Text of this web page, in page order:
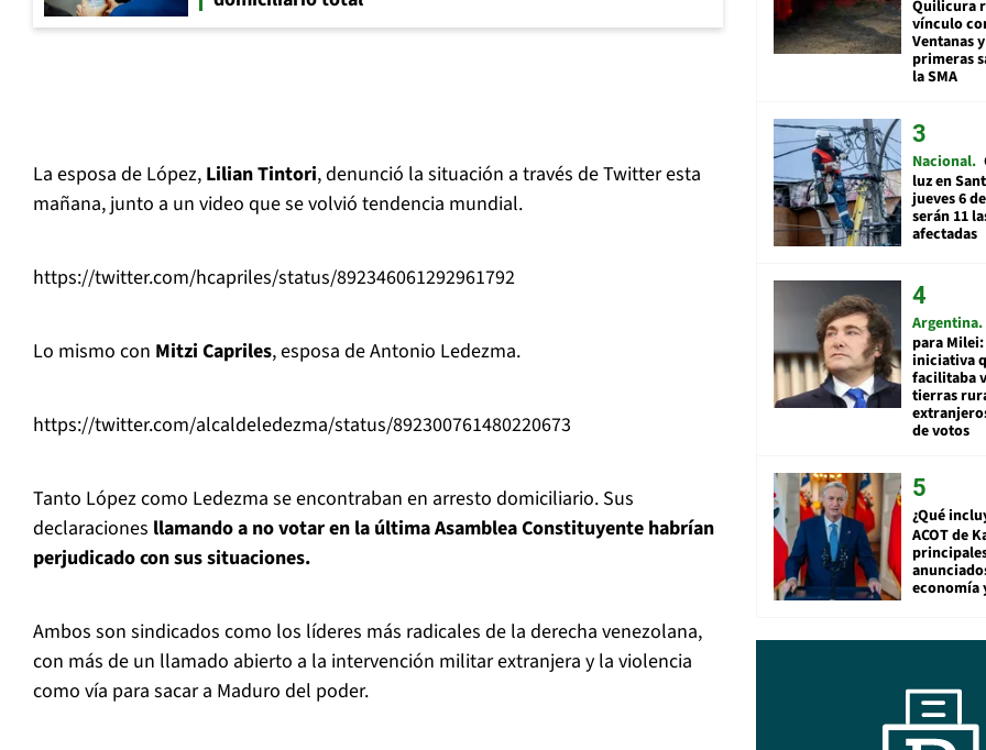
La esposa de López, Lilian Tintori, denunció la situación a través de Twitter esta
mañana, junto a un video que se volvió tendencia mundial.
https://twitter.com/hcapriles/status/892346061292961792
Lo mismo con Mitzi Capriles, esposa de Antonio Ledezma.
https://twitter.com/alcaldeledezma/status/892300761480220673
Tanto López como Ledezma se encontraban en arresto domiciliario. Sus
declaraciones llamando a no votar en la última Asamblea Constituyente habrían
perjudicado con sus situaciones.
Ambos son sindicados como los líderes más radicales de la derecha venezolana,
con más de un llamado abierto a la intervención militar extranjera y la violencia
como vía para sacar a Maduro del poder.
Quilicura
vínculo
Ventanas
primeras
la SMA
Nacional
luz en
jueves 6
serán 11
afectadas
Argentina
para
iniciativa
facilitaba
tierras
de votos
¿Qué
ACOT de
economía